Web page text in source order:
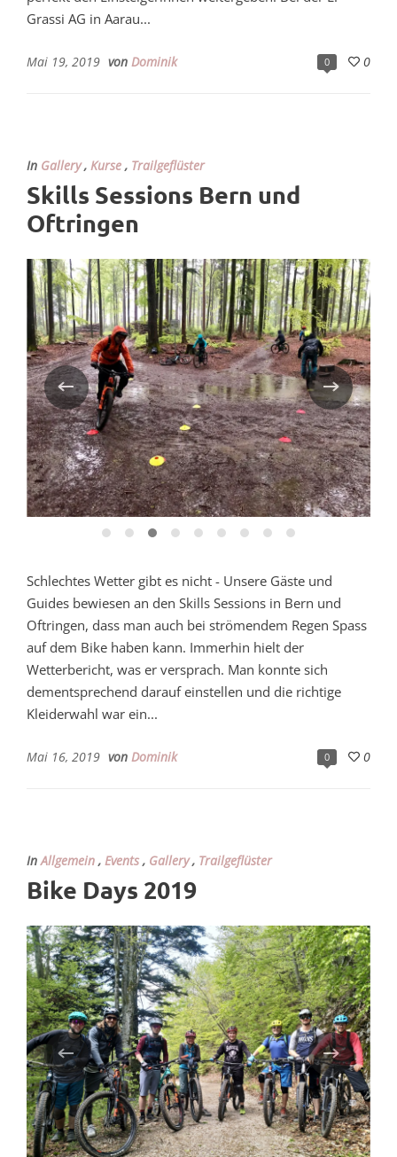
Grassi AG in Aarau...
0 0
Mai 19, 2019 von Dominik
In Gallery, Kurse , Trailgeflüster
Skills Sessions Bern und
Oftringen
Schlechtes Wetter gibt es nicht - Unsere Gäste und
Guides bewiesen an den Skills Sessions in Bern und
Oftringen, dass man auch bei strömendem Regen Spass
auf dem Bike haben kann. Immerhin hielt der
Wetterbericht, was er versprach. Man konnte sich
dementsprechend darauf einstellen und die richtige
Kleiderwahl war ein...
0 0
Mai 16, 2019 von Dominik
In Allgemein , Events , Gallery, Trailgeflüster
Bike Days 2019